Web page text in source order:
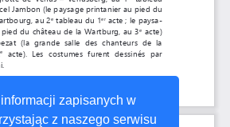
zapisanych w
z naszego serwisu